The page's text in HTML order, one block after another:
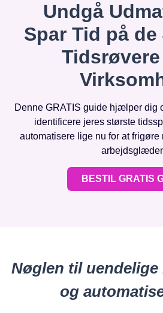
Undgå
Spar Tid på
Denne GRATIS guide hjælper dig
identificere jeres største
automatisere lige nu for at
BESTIL GRATIS
Nøglen til
og